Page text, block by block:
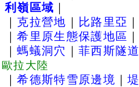
利嶺區域
克拉營地 比路里亞
｜希里原生態保護地區
｜螞蟻洞穴 ｜菲西斯隧
歐拉大陸
｜希德斯特雪原邊境 ｜